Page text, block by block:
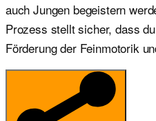
auch Jungen begeistern
Prozess stellt sicher, dass
Förderung der Feinmotorik